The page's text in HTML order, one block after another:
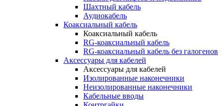
Шахтный кабель
Аудиокабель
Коаксиальный кабель
Коаксиальный кабель
RG-коаксиальный кабель
RG-коаксиальный кабель без галогенов
Аксессуары для кабелей
Аксессуары для кабелей
Изолированные наконечники
Неизолированные наконечники
Кабельные вводы